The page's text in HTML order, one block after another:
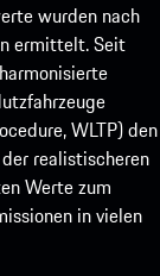
wurden nach
ermittelt. Seit
WLTP) den
realistischeren
Werte zum
in vielen